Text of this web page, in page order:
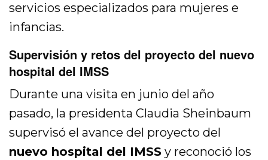
servicios especializados para mujeres e
infancias.
Supervisión y retos del proyecto del nuevo
hospital del IMSS
Durante una visita en junio del año
pasado, la presidenta Claudia Sheinbaum
supervisó el avance del proyecto del
nuevo hospital del IMSS y reconoció los